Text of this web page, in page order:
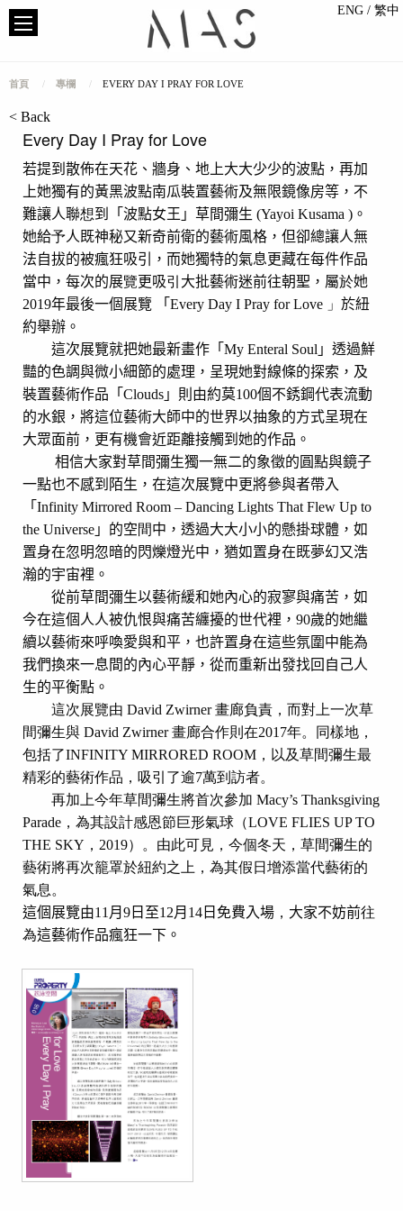
ENG / 繁中
首頁 專欄 EVERY DAY I PRAY FOR LOVE
< Back
Every Day I Pray for Love
若提到散佈在天花、牆身、地上大大少少的波點，再加
上她獨有的黃黑波點南瓜裝置藝術及無限鏡像房等，不
難讓人聯想到 「 波點女王 」 草間彌生 (Yayoi Kusama ) 。
她給予人既神秘又新奇前衛的藝術風格，但卻總讓人無
法自拔的被瘋狂吸引，而她獨特的氣息更藏在每件作品
當中，每次的展覽更吸引 大批藝術迷前往朝聖，屬於她
2019年最後一個展覽 「 Every Day I Pray for Love 」 於紐
約舉辦。
這次展覽就把她最新畫作「 My Enteral Soul 」透過鮮
豔的色調與微小細節的處理，呈現她對線條的探索，及
裝置藝術作品「 Clouds 」則由約莫100個不銹鋼代表流動
的水銀，將這位藝術大師中的世界以抽象的方式呈現在
大眾面前，更有機會近距離接觸到她的作品。
相信大家對草間彌生獨一無二的象徵的圓點與鏡子
一點也不感到陌生，在這次展覽中更將參與者帶入
「 Infinity Mirrored Room – Dancing Lights That Flew Up to
the Universe 」的空間中，透過大大小小的懸掛球體，如
置身在忽明忽暗的閃爍燈光中，猶如置身在既夢幻又浩
瀚的宇宙裡。
從前草間彌生以藝術緩和她內心的寂寥與痛苦，如
今在這個人人被仇恨與痛苦纏擾的世代裡， 90歲的她繼
續以藝術來呼喚愛與和平，也許置身在這些氛圍中能為
我們換來一息間的內心平靜，從而重新出發找回自己人
生的平衡點。
這次展覽由 David Zwirner畫廊負責，而對上一次草
間彌生與 David Zwirner畫廊合作則在2017年。同樣地，
包括了INFINITY MIRRORED ROOM ，以及草間彌生最
精彩的藝術作品，吸引了逾7萬到訪者。
再加上今年草間彌生將首次參加 Macy’s Thanksgiving
Parade ，為其設計感恩節巨形氣球（LOVE FLIES UP TO
THE SKY ， 2019）。由此可見，今個冬天，草間彌生的
藝術將再次籠罩於紐約之上，為其假日增添當代藝術的
氣息。
這個展覽由11 月 9 日至12月 14 日免費入場 ， 大家不妨前往
為這藝術作品瘋狂一下。